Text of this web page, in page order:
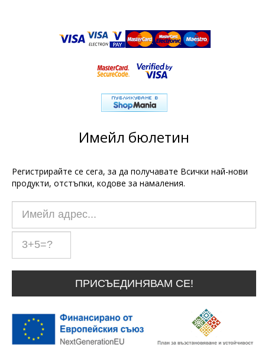
Имейл бюлетин
Регистрирайте се сега, за да получавате Всички най-нови
продукти, отстъпки, кодове за намаления.